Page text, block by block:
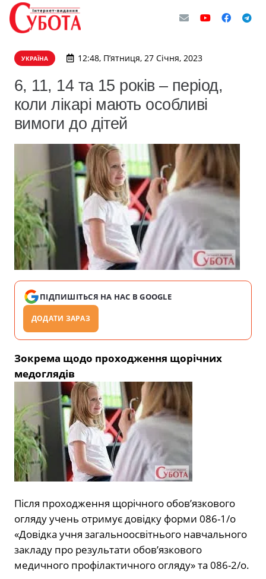
УКРАЇНА 12:48, П’ятниця, 27 Січня, 2023
6, 11, 14 та 15 років – період,
коли лікарі мають особливі
вимоги до дітей
ПІДПИШІТЬСЯ НА НАС В GOOGLE
ДОДАТИ ЗАРАЗ
Зокрема щодо проходження щорічних
медоглядів
Після проходження щорічного обов’язкового
огляду учень отримує довідку форми 086-1/о
«Довідка учня загальноосвітнього навчального
закладу про результати обов’язкового
медичного профілактичного огляду» та 086-2/о.